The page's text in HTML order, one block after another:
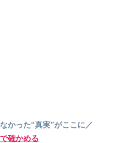
かった“真実”がここに／
確かめる